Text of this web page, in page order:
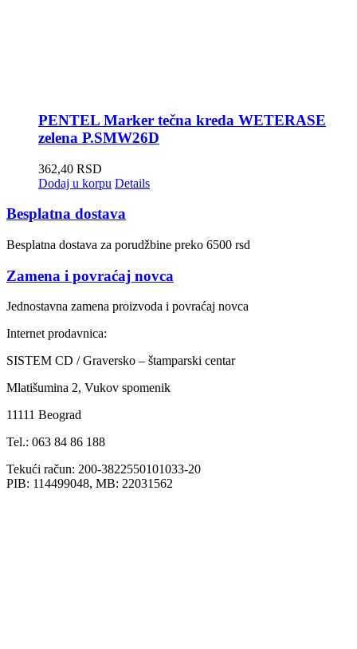
PENTEL Marker tečna kreda WETERASE
zelena P.SMW26D
362,40 RSD
Dodaj u korpu Details
Besplatna dostava
Besplatna dostava za porudžbine preko 6500 rsd
Zamena i povraćaj novca
Jednostavna zamena proizvoda i povraćaj novca
Internet prodavnica:
SISTEM CD / Graversko – štamparski centar
Mlatišumina 2, Vukov spomenik
11111 Beograd
Tel.: 063 84 86 188
Tekući račun: 200-3822550101033-20
PIB: 114499048, MB: 22031562